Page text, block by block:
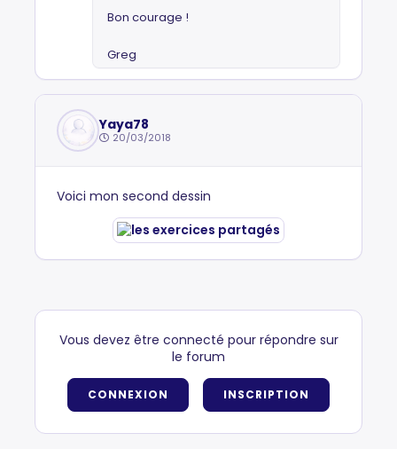
Bon courage !
Greg
Yaya78
20/03/2018
Voici mon second dessin
Vous devez être connecté pour répondre sur
le forum
CONNEXION INSCRIPTION